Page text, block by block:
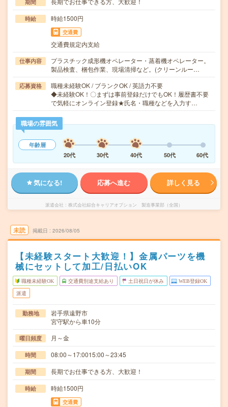
期間
時給 時給1500円
交通費
交通費規定内支給
仕事内容
プラスチック成形機オペレーター・蒸着機オペレーター。
製品検査、梱包作業、現場清掃など。(クリーンルー…
応募資格
職種未経験OK / ブランクOK / 英語力不要
◆未経験OK！〇まずは事前登録だけでもOK！履歴書不要
で気軽にオンライン登録★氏名・職種などを入力す…
職場の雰囲気
年齢層
20代
30代 40代 50代 60代
気になる! 応募へ進む 詳しく見る
派遣会社 株式会社綜合キャリアオプション 製造事業部（全国）
未読 掲載日 2026/08/05
【未経験スタート大歓迎！】金属パーツを機
械にセットして加工/日払いOK
職種未経験OK 交通費別途支給あり 土日祝日が休み WEB登録OK
派遣
勤務地
岩手県遠野市
宮守駅から車10分
曜日頻度 月～金
時間 08:00～17:0015:00～23:45
期間 長期でお仕事できる方、大歓迎！
時給 時給1500円
交通費